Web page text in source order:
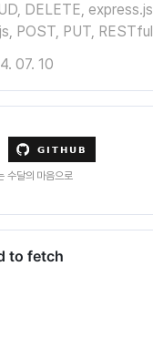
, DELETE, express.js
, POST, PUT, RESTful
07. 10
수달의 마음으로